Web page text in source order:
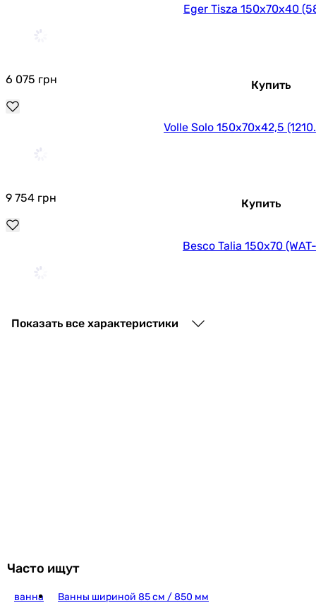
Eger Tisza 150x70x40
6 075 грн Купить
Volle Solo 150x70x42,5
9 754 грн Купить
Besco Talia 150x70
9 220
Volle Fiesta 150x70
Показать все характеристики
Часто ищут
ванна
Ванны шириной 85 см / 850 мм